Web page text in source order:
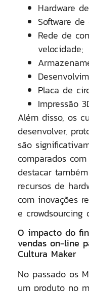
Hardware
Software de
Rede de
velocidade;
Placa de
Impressão
Além disso, os
desenvolver,
são
comparados
destacar
recursos de
com inovações
e crowdsourcing
O impacto do
vendas on-line
Cultura Maker
No passado os
um produto no